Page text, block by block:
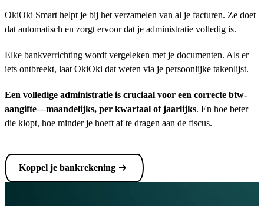
OkiOki Smart helpt je bij het verzamelen van al je facturen. Ze doet
dat automatisch en zorgt ervoor dat je administratie volledig is.
Elke bankverrichting wordt vergeleken met je documenten. Als er
iets ontbreekt, laat OkiOki dat weten via je persoonlijke takenlijst.
Een volledige administratie is cruciaal voor een correcte btw-
aangifte—maandelijks, per kwartaal of jaarlijks. En hoe beter
die klopt, hoe minder je hoeft af te dragen aan de fiscus.
Koppel je bankrekening